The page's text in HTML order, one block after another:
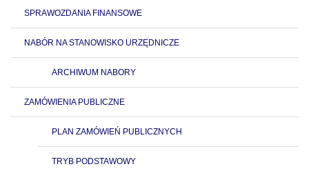
SPRAWOZDANIA FINANSOWE
NABÓR NA STANOWISKO URZĘDNICZE
ARCHIWUM NABORY
ZAMÓWIENIA PUBLICZNE
PLAN ZAMÓWIEŃ PUBLICZNYCH
TRYB PODSTAWOWY